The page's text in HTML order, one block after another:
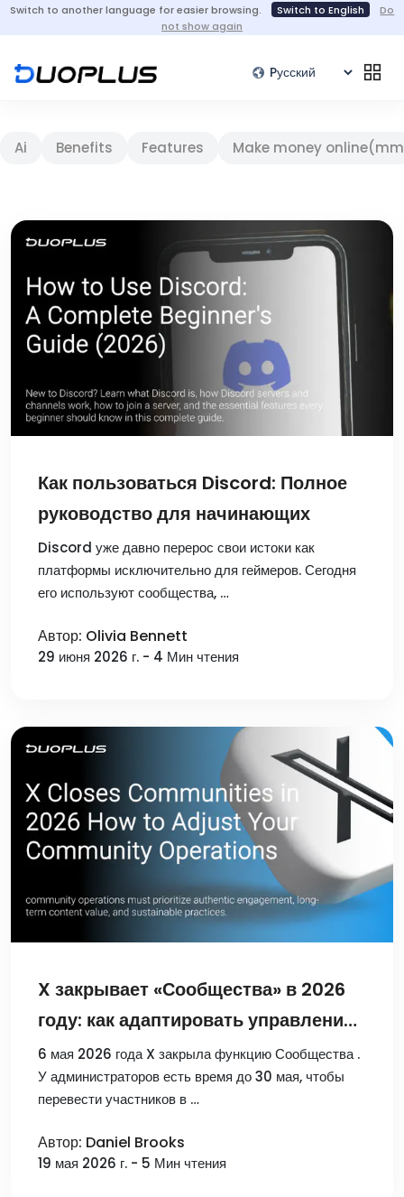
Switch to another language for easier browsing. Switch to English
Do
not show again
Ai Benefits Features Make money
Как пользоваться Discord: Полное
руководство для начинающих
Discord уже давно перерос свои истоки как
платформы исключительно для геймеров. Сегодня
его используют сообщества, …
Автор: Olivia Bennett
29 июня 2026 г. - 4 Мин чтения
X закрывает «Сообщества» в 2026
году: как адаптировать управление
вашим комьюнити
6 мая 2026 года X закрыла функцию Сообщества .
У администраторов есть время до 30 мая, чтобы
перевести участников в …
Автор: Daniel Brooks
19 мая 2026 г. - 5 Мин чтения